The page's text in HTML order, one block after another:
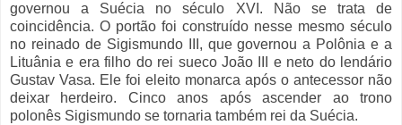
governou a Suécia no século XVI. Não se trata de
coincidência. O portão foi construído nesse mesmo século
no reinado de Sigismundo III, que governou a Polônia e a
Lituânia e era filho do rei sueco João III e neto do lendário
Gustav Vasa. Ele foi eleito monarca após o antecessor não
deixar herdeiro. Cinco anos após ascender ao trono
polonês Sigismundo se tornaria também rei da Suécia.